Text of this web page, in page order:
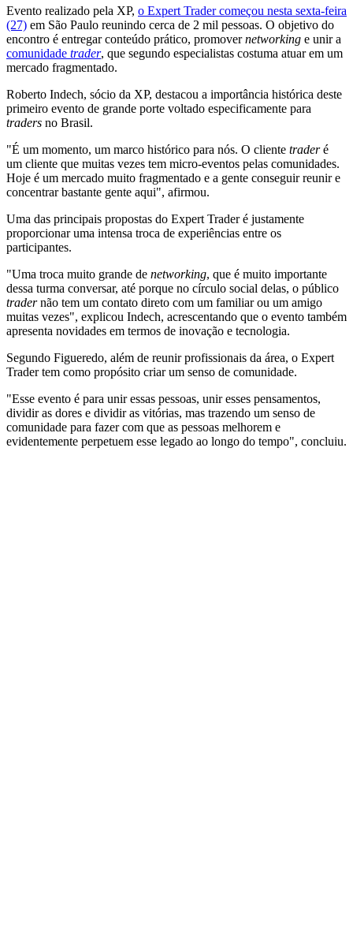
Evento realizado pela XP, o Expert Trader começou nesta sexta-feira
(27) em São Paulo reunindo cerca de 2 mil pessoas. O objetivo do
encontro é entregar conteúdo prático, promovernetworking e unir a
comunidade trader, que segundo especialistas costuma atuar em um
mercado fragmentado.
Roberto Indech, sócio da XP, destacou a importância histórica deste
primeiro evento de grande porte voltado especificamente para
traders no Brasil.
"É um momento, um marco histórico para nós. O cliente traderé
um cliente que muitas vezes tem micro-eventos pelas comunidades.
Hoje é um mercado muito fragmentado e a gente conseguir reunir e
concentrar bastante gente aqui", afirmou.
Uma das principais propostas do Expert Trader é justamente
proporcionar uma intensa troca de experiências entre os
participantes.
"Uma troca muito grande de networking, que é muito importante
dessa turma conversar, até porque no círculo social delas, o público
tradernão tem um contato direto com um familiar ou um amigo
muitas vezes", explicou Indech, acrescentando que o evento também
apresenta novidades em termos de inovação e tecnologia.
Segundo Figueredo, além de reunir profissionais da área, o Expert
Trader tem como propósito criar um senso de comunidade.
"Esse evento é para unir essas pessoas, unir esses pensamentos,
dividir as dores e dividir as vitórias, mas trazendo um senso de
comunidade para fazer com que as pessoas melhorem e
evidentemente perpetuem esse legado ao longo do tempo", concluiu.